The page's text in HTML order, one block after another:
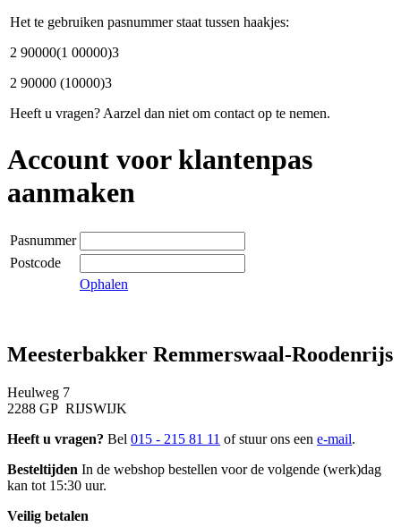
Het te gebruiken pasnummer staat tussen haakjes:
2 90000(1 00000)3
2 90000 (10000)3
Heeft u vragen? Aarzel dan niet om contact op te nemen.
Account voor klantenpas
aanmaken
Pasnummer
Postcode
Ophalen
Meesterbakker Remmerswaal-Roodenrijs
Heulweg 7
2288 GP RIJSWIJK
Heeft u vragen? Bel 015 - 215 81 11 of stuur ons een e-mail.
Besteltijden In de webshop bestellen voor de volgende (werk)dag
kan tot 15:30 uur.
Veilig betalen